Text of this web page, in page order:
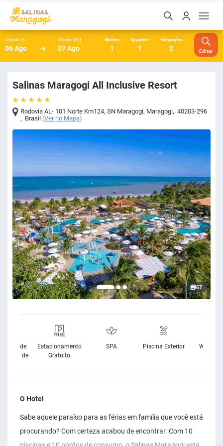
Check-In
06 Ago
Check-Out
07 Ago
Noites
1
Quartos
1
Hóspedes
2 Editar
Salinas Maragogi All Inclusive Resort
Rodovia AL- 101 Norte Km124, SN Maragogi, Maragogi, 40203-296
, Brasil (Ver no Mapa)
67
de
Estacionamento
Gratuito
SPA Piscina Exterior Wifi
O Hotel
Sabe aquele paraíso para as férias em família que você está
procurando? Com certeza acabou de encontrar. Com 10